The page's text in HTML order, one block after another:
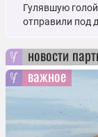
Гулявшую
отправили под
новости
важное